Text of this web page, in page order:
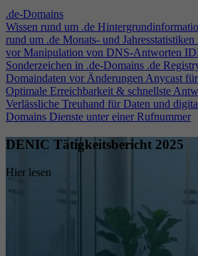
.de-Domains
Wissen rund um .de
rund um .de Monats- und Jahresstatistiken
vor Manipulation von DNS-Antworten
Sonderzeichen in .de-Domains .de
Domaindaten vor ÄnderungenAnycast
Optimale Erreichbarkeit & schnellste
Verlässliche Treuhand für Daten und
Domains Dienste unter einer Rufnummer
DENIC Tätigkeitsbericht 2025
Hier lesen